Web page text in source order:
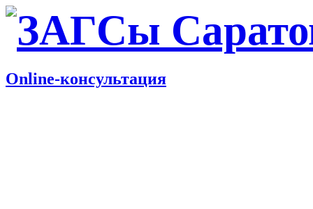
Online-консультация